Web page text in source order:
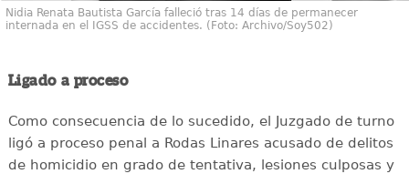
Nidia Renata Bautista García falleció tras 14 días de permanecer
internada en el IGSS de accidentes. (Foto: Archivo/Soy502)
Ligado a proceso
Como consecuencia de lo sucedido, el Juzgado de turno
ligó a proceso penal a Rodas Linares acusado de delitos
de homicidio en grado de tentativa, lesiones culposas y